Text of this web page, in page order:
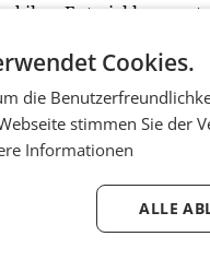
ihre Entwicklung
hier:https://
Cookies.
die
stimmen Sie der
Informationen
ALLE